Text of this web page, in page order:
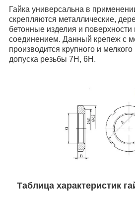
Гайка универсальна в
скрепляются металлические,
бетонные изделия и
соединением. Данный крепеж с
производится крупного и
допуска резьбы 7Н, 6Н.
Таблица характеристик